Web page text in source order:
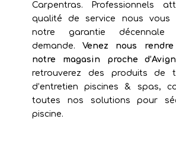
Carpentras. Professionnels
qualité de service nous vous
notre garantie décennale
demande.Venez nous
notre magasin proche
retrouverez des produits de
d’entretien piscines & spas,
toutes nos solutions pour
piscine.